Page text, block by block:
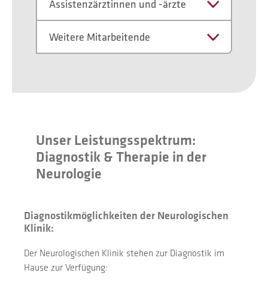
Assistenzärztinnen und -ärzte
Weitere Mitarbeitende
Unser Leistungsspektrum:
Diagnostik & Therapie in der
Neurologie
Diagnostikmöglichkeiten der Neurologischen
Klinik:
Der Neurologischen Klinik stehen zur Diagnostik im
Hause zur Verfügung: